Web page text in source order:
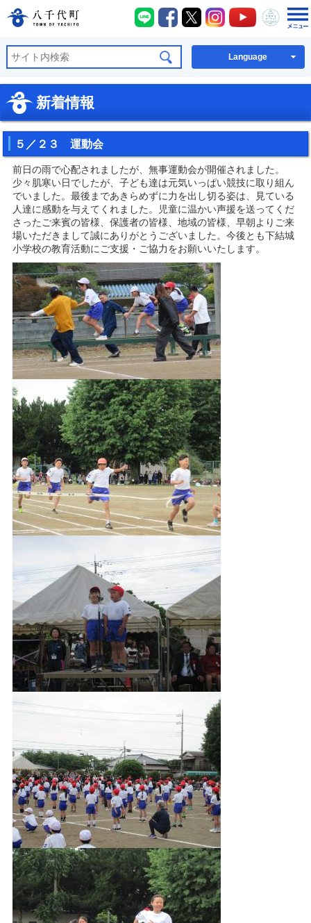
八千代町公式ホームページ
八千代町LINE
八千代町Facebook
八千代町X八千代町Instagram
八千代町
八千
Language
新着情報
５／２３ 運動会
前日の雨で心配されましたが、無事運動会が開催されました。
少々肌寒い日でしたが、子ども達は元気いっぱい競技に取り組ん
でいました。最後まであきらめずに力を出し切る姿は、見ている
人達に感動を与えてくれました。児童に温かい声援を送ってくだ
さったご来賓の皆様、保護者の皆様、地域の皆様、早朝よりご来
場いただきまして誠にありがとうございました。今後とも下結城
小学校の教育活動にご支援・ご協力をお願いいたします。